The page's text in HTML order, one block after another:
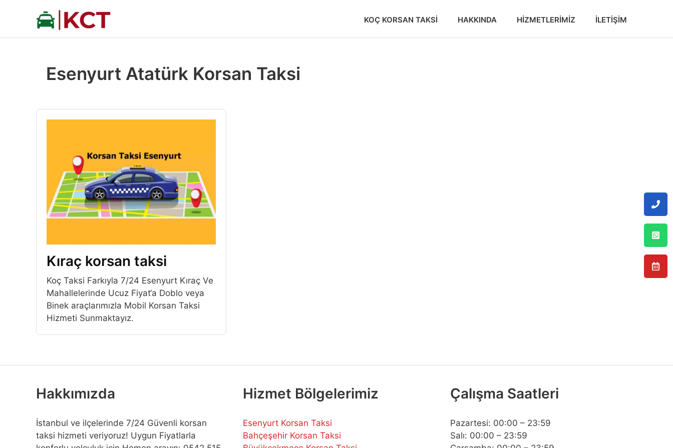
KOÇ KORSAN TAKSI HAKKINDA HIZMETLERIMIZ İLETIŞIM
Esenyurt Atatürk Korsan Taksi
Kıraç korsan taksi
Koç Taksi Farkıyla 7/24 Esenyurt Kıraç Ve
Mahallelerinde Ucuz Fiyat‘a Doblo veya
Binek araçlarımızla Mobil Korsan Taksi
Hizmeti Sunmaktayız.
Hakkımızda
İstanbul ve ilçelerinde 7/24 Güvenli korsan
taksi hizmeti veriyoruz! Uygun Fiyatlarla
Hizmet Bölgelerimiz
Esenyurt Korsan Taksi
Bahçeşehir Korsan Taksi
Çalışma Saatleri
Pazartesi: 00:00 – 23:59
Salı: 00:00 – 23:59